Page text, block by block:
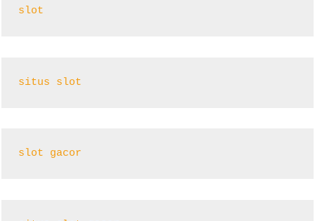
slot
situs slot
slot gacor